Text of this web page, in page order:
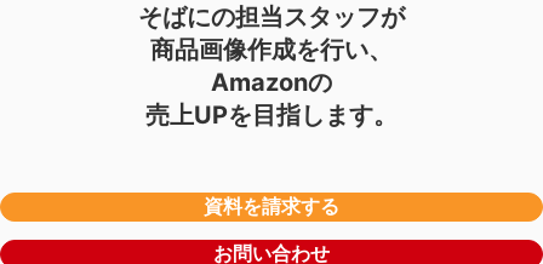
そばにの担当スタッフが
商品画像作成を行い、
Amazonの
売上UPを目指します。
資料を請求する
お問い合わせ